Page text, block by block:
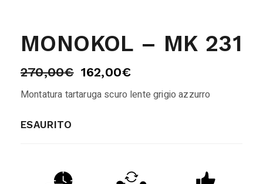
MONOKOL – MK 231
270,00€ 162,00€
Montatura tartaruga scuro lente grigio azzurro
ESAURITO